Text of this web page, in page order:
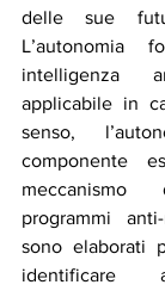
delle sue
L’autonomia
intelligenza
applicabile in
senso,
componente
programmi
sono elaborati
identificare